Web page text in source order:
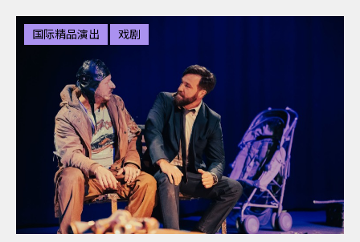
国际精品演出 戏剧